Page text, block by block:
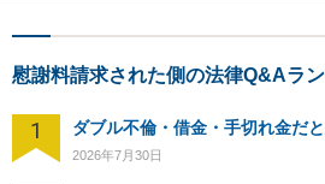
慰謝料請求された側の法律Q&Aラ
1
2026年7月30日